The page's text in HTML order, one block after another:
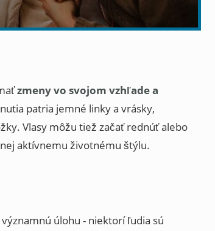
zmeny vo svojom vzhľade a
patria jemné linky a vrásky,
Vlasy môžu tiež začať rednúť alebo
aktívnemu životnému štýlu.
úlohu - niektorí ľudia sú